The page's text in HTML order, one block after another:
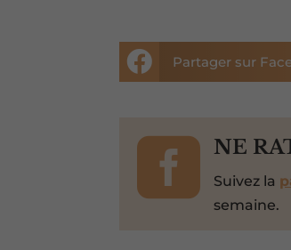
 Partager sur
 NE
Suivez la
semaine.